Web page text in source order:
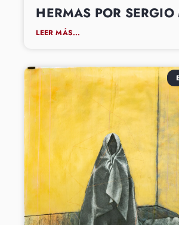
HERMAS POR SERGIO
LEER MÁS...